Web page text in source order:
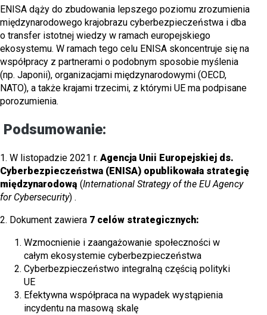
ENISA dąży do zbudowania lepszego poziomu zrozumienia
międzynarodowego krajobrazu cyberbezpieczeństwa i dba
o transfer istotnej wiedzy w ramach europejskiego
ekosystemu. W ramach tego celu ENISA skoncentruje się na
współpracy z partnerami o podobnym sposobie myślenia
(np. Japonii), organizacjami międzynarodowymi (OECD,
NATO), a także krajami trzecimi, z którymi UE ma podpisane
porozumienia.
Podsumowanie:
1. W listopadzie 2021 r. Agencja Unii Europejskiej ds.
Cyberbezpieczeństwa (ENISA) opublikowała strategię
międzynarodową (International Strategy of the EU Agency
for Cybersecurity) .
2. Dokument zawiera 7 celów strategicznych:
Wzmocnienie i zaangażowanie społeczności w
całym ekosystemie cyberbezpieczeństwa
Cyberbezpieczeństwo integralną częścią polityki
UE
Efektywna współpraca na wypadek wystąpienia
incydentu na masową skalę